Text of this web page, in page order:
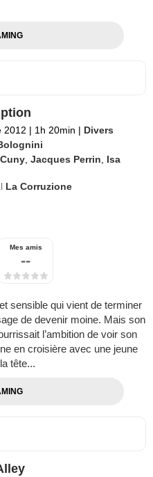
2012 | 1h 20min | Divers
,Jacques Perrin
Isa
La Corruzione
Mes amis
--
sensible qui vient de terminer
de devenir moine. Mais son
l’ambition de voir son
en croisière avec une jeune
tête...